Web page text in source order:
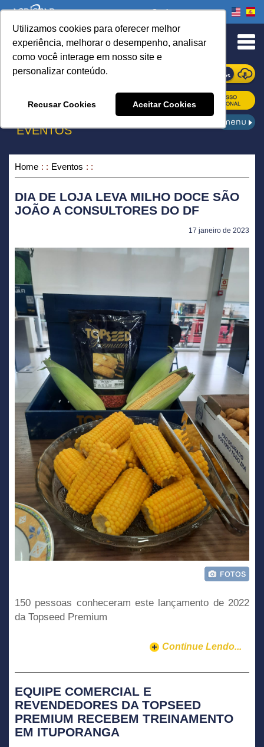
Utilizamos cookies para oferecer melhor
experiência, melhorar o desempenho, analisar
como você interage em nosso site e
personalizar conteúdo.
Recusar Cookies Aceitar Cookies
to Content
Onde comprar
ONDE COMPRAR
EVENTOS
Home Eventos
DIA DE LOJA LEVA MILHO DOCE SÃO
JOÃO A CONSULTORES DO DF
17 janeiro de 2023
150 pessoas conheceram este lançamento de 2022
da Topseed Premium
Continue Lendo...
EQUIPE COMERCIAL E
REVENDEDORES DA TOPSEED
PREMIUM RECEBEM TREINAMENTO
EM ITUPORANGA